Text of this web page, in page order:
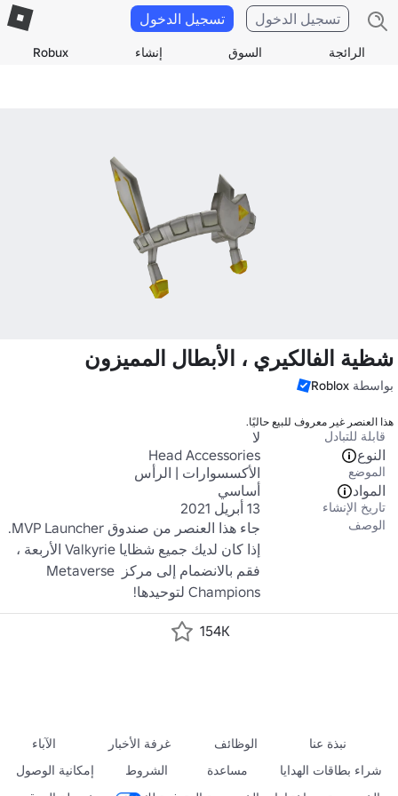
الرائجة السوق إنشاء Robux
تسجيل الدخول تسجيل الدخول
شظية الفالكيري ، الأبطال المميزون
بواسطة Roblox
هذا العنصر غير معروف للبيع حاليًا.
قابلة للتبادل
لا
النوع
Head Accessories
الموضع
الأكسسوارات | الرأس
المواد
أساسي
تاريخ الإنشاء 13 أبريل 2021
الوصف
فقم بالانضمام إلى مركز Metaverse
Champions لتوحيدها!
154K
نبذة عنا الوظائف غرفة الأخبار
الآباء
شراء بطاقات الهدايا
مساعدة الشروط
إمكانية الوصول